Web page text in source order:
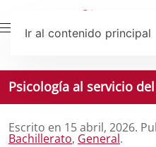
Ir al contenido principal
Psicología al servicio
Escrito en 15 abril, 2026.
Bachillerato, General.